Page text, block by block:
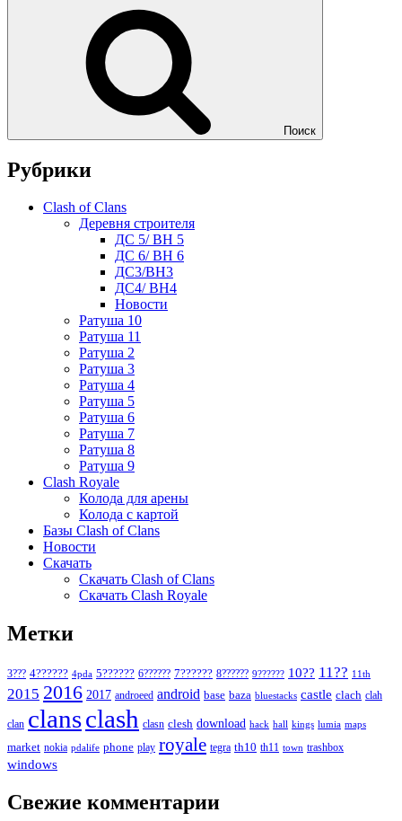
Поиск
Рубрики
Clash of Clans
Деревня строителя
ДС 5/ BH 5
ДС 6/ BH 6
ДС3/BH3
ДС4/ BH4
Новости
Ратуша 10
Ратуша 11
Ратуша 2
Ратуша 3
Ратуша 4
Ратуша 5
Ратуша 6
Ратуша 7
Ратуша 8
Ратуша 9
Clash Royale
Колода для арены
Колода с картой
Базы Clash of Clans
Новости
Скачать
Скачать Clash of Clans
Скачать Clash Royale
Метки
3??? 4?????? 4pda 5?????? 6?????? 7?????? 8?????? 9?????? 10?? 11?? 11th
2015 2016 2017 androeed android base baza bluestacks castle clach clah
clan clansclash clasn clesh download hack hall kings lumia maps
market nokia pdalife phone play royale tegra th10 th11 town trashbox
windows
Свежие комментарии